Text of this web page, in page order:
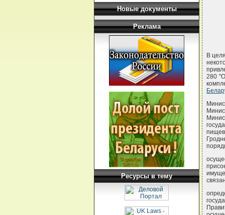
Новые документы
Реклама
Ресурсы в тему
В
280